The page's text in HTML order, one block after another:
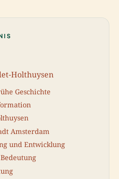
Holthuysen
Geschichte
Amsterdam
und Entwicklung